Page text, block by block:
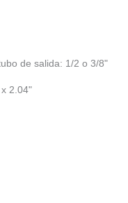
de salida: 1/2 o 3/8"
2.04"